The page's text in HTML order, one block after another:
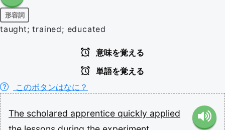
形容詞
taught; trained; educated
意味を覚える
単語を覚える
このボタンはなに？
The scholared apprentice quickly applied